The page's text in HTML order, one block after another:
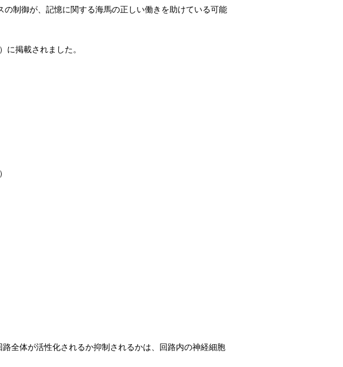
制御が、記憶に関する海馬の正しい働きを助けている可能
に掲載されました。
全体が活性化されるか抑制されるかは、回路内の神経細胞